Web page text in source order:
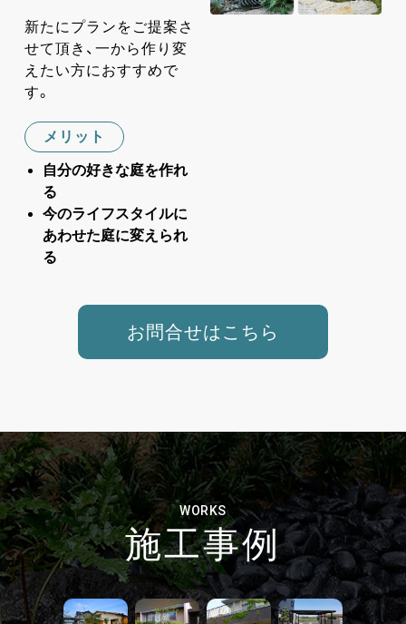
新たにプランをご提案さ
せて頂き、一から作り変
えたい方におすすめで
す。
メリット
自分の好きな庭を作れ
る
今のライフスタイルに
あわせた庭に変えられ
る
お問合せはこちら
WORKS
施工事例